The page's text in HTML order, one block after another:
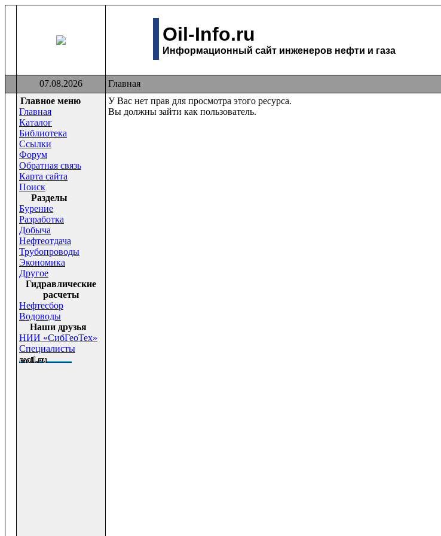
Oil-Info.ru
Информационный сайт инженеров нефти и газа
07.08.2026
Главная
Главное меню
Главная
Каталог
Библиотека
Ссылки
Форум
Обратная связь
Карта сайта
Поиск
Раздeлы
Бурение
Разработка
Добыча
Нефтеотдача
Трубопроводы
Экономика
Другое
Гидравлические
расчеты
Нефтесбор
Водоводы
Наши друзья
НИИ «СибГеоТех»
Специалисты
У Вас нет прав для просмотра этого ресурса.
Вы должны зайти как пользователь.